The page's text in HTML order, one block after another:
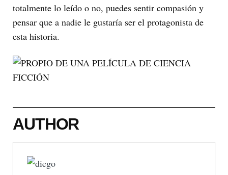
totalmente lo leído o no, puedes sentir compasión y
pensar que a nadie le gustaría ser el protagonista de
esta historia.
AUTHOR